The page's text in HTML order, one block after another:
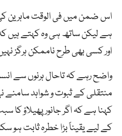
اس ضمن میں فی الوقت ماہرین
ہے لیکن ساتھ ہی وہ کہتے ہیں
اور کسی بھی طرح ناممکن ہرگز
واضح رہے کہ تاحال ہرنوں سے
منتقلی کے ثبوت و شواہد سامنے
کہنا ہے کہ اگر جانور پھیلاؤ کا
کے لیے یقیناً بڑا خطرہ ثابت ہو